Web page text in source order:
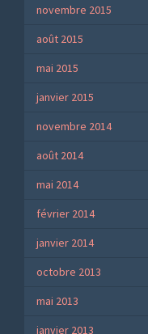
novembre 2015
août 2015
mai 2015
janvier 2015
novembre 2014
août 2014
mai 2014
février 2014
janvier 2014
octobre 2013
mai 2013
janvier 2013